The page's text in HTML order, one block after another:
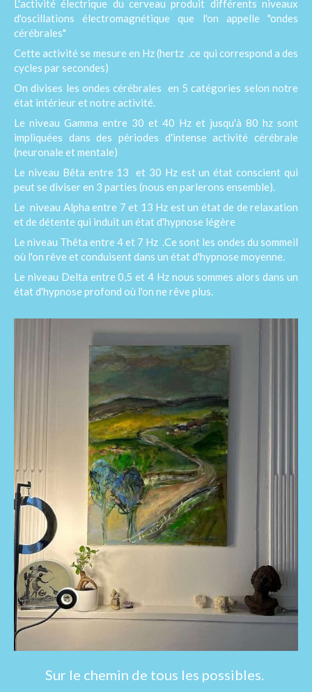
L'activité électrique du cerveau produit différents niveaux
d'oscillations électromagnétique que l'on appelle "ondes
cérébrales"
Cette activité se mesure en Hz (hertz .ce qui correspond a des
cycles par secondes)
On divises les ondes cérébrales en 5 catégories selon notre
état intérieur et notre activité.
Le niveau Gamma entre 30 et 40 Hz et jusqu'à 80 hz sont
impliquées dans des périodes d'intense activité cérébrale
(neuronale et mentale)
Le niveau Bêta entre 13 et 30 Hz est un état conscient qui
peut se diviser en 3 parties (nous en parlerons ensemble).
Le niveau Alpha entre 7 et 13 Hz est un état de de relaxation
et de détente qui induit un état d'hypnose légère
Le niveau Thêta entre 4 et 7 Hz .Ce sont les ondes du sommeil
où l'on rêve et conduisent dans un état d'hypnose moyenne.
Le niveau Delta entre 0,5 et 4 Hz nous sommes alors dans un
état d'hypnose profond où l'on ne rêve plus.
Sur le chemin de tous les possibles.